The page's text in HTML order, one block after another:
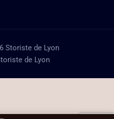
Storiste de Lyon
de Lyon